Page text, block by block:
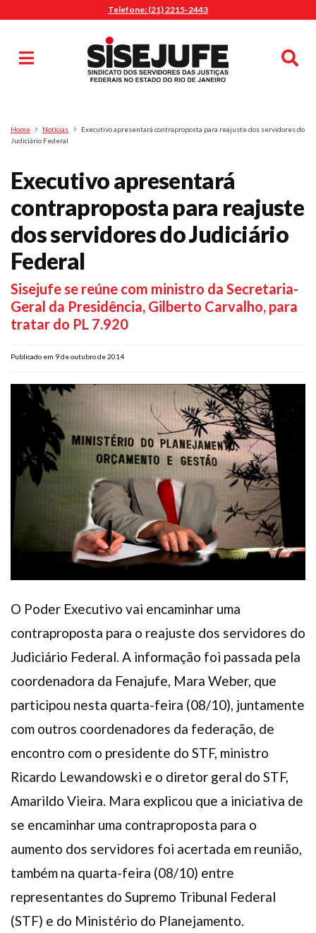
Telefone: (21) 2215-2443
Pesquisa
Home Notícias
Executivo apresentará contraproposta para reajuste dos servidores do
Judiciário Federal
Executivo apresentará
contraproposta para reajuste
dos servidores do Judiciário
Federal
Sisejufe se reúne com ministro da Secretaria-
Geral da Presidência, Gilberto Carvalho, para
tratar do PL 7.920
Publicado em 9 de outubro de 2014
O Poder Executivo vai encaminhar uma
contraproposta para o reajuste dos servidores do
Judiciário Federal. A informação foi passada pela
coordenadora da Fenajufe, Mara Weber, que
participou nesta quarta-feira (08/10), juntamente
com outros coordenadores da federação, de
encontro com o presidente do STF, ministro
Ricardo Lewandowski e o diretor geral do STF,
Amarildo Vieira. Mara explicou que a iniciativa de
se encaminhar uma contraproposta para o
aumento dos servidores foi acertada em reunião,
também na quarta-feira (08/10) entre
representantes do Supremo Tribunal Federal
(STF) e do Ministério do Planejamento.
MENU
Sindicalize-se
Jurídico
O Sindicato
Agenda
Casa do Alto
Sede Campestre
Nossos Convênios
Gympass Wellhub
Seguro Auto
Plano de Saúde
Assistência Funeral
Facebook InstagramTwitter YoutubeTikTok Whatsapp